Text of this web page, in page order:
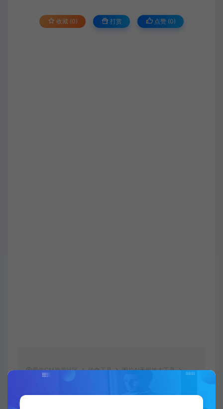
收藏 (0) 打赏 点赞 (0)
爱学GM资源社区 传奇工具
图片AI无损放大工具
https://www.2xgm.com/588.html